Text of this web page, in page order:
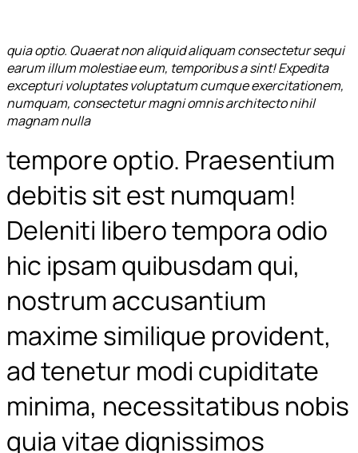
quia optio. Quaerat non aliquid aliquam consectetur sequi
earum illum molestiae eum, temporibus a sint! Expedita
excepturi voluptates voluptatum cumque exercitationem,
numquam, consectetur magni omnis architecto nihil
magnam nulla
tempore optio. Praesentium
debitis sit est numquam!
Deleniti libero tempora odio
hic ipsam quibusdam qui,
nostrum accusantium
maxime similique provident,
ad tenetur modi cupiditate
minima, necessitatibus nobis
quia vitae dignissimos